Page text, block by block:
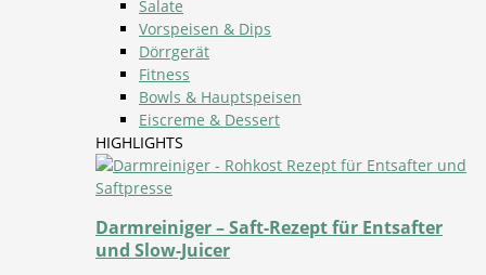
Salate
Vorspeisen & Dips
Dörrgerät
Fitness
Bowls & Hauptspeisen
Eiscreme & Dessert
HIGHLIGHTS
Darmreiniger – Saft-Rezept für Entsafter
und Slow-Juicer